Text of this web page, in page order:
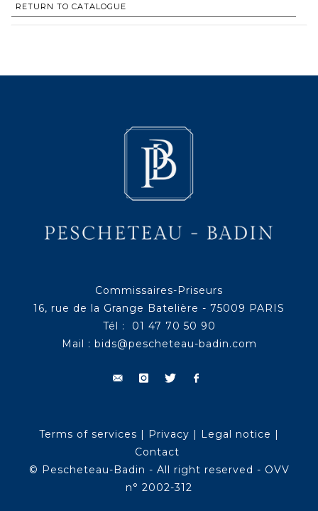
RETURN TO CATALOGUE
Commissaires-Priseurs
16, rue de la Grange Batelière - 75009 PARIS
Tél : 01 47 70 50 90
Mail : bids@pescheteau-badin.com
Terms of services | Privacy | Legal notice |
Contact
© Pescheteau-Badin - All right reserved - OVV
n° 2002-312